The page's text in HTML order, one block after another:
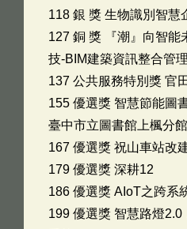
118 銀 獎 生物識別智慧
127 銅 獎 『潮』向智能
技-BIM建築資訊整合管
137 公共服務特別獎 官
155 優選獎 智慧節能圖
臺中市立圖書館上楓分館
167 優選獎 祝山車站改
179 優選獎 深耕12
186 優選獎 AIoT之跨系
199 優選獎 智慧路燈